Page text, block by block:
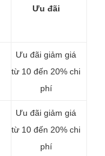
Ưu đãi
Ưu đãi giảm giá
từ 10 đến 20% chi
phí
Ưu đãi giảm giá
từ 10 đến 20% chi
phí